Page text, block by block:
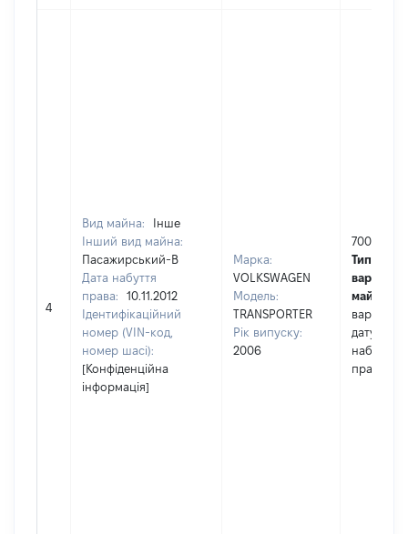
4
Вид майна:
Інше
Інший вид майна:
Пасажирський-В
Дата набуття
права:
10.11.2012
Ідентифікаційний
номер (VIN-код,
номер шасі):
[Конфіденційна
інформація]
Марка:
VOLKSWAGEN
Модель:
TRANSPORTER
Рік випуску:
2006
70000
Тип
вартості
майна:
вартість
дату
набуття
права